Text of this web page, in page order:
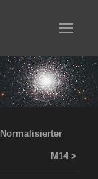
Normalisierter
M14 >